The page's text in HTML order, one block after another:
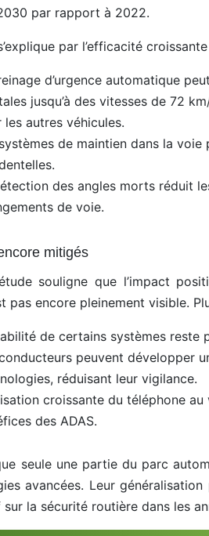
par rapport à 2022.
par l’efficacité
d’urgence automatique
jusqu’à des vitesses de 72
les autres véhicules.
de maintien dans la
des angles morts réduit
de voie.
mitigés
souligne que l’impact
pas encore pleinement visible.
de certains systèmes reste
peuvent développer
réduisant leur vigilance.
croissante du téléphone
des ADAS.
seule une partie du parc
avancées. Leur
la sécurité routière dans les